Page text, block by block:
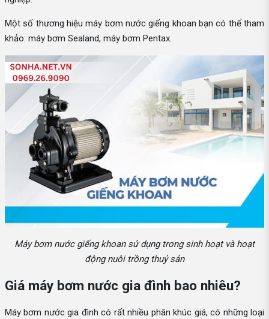
Một số thương hiệu máy bơm nước giếng khoan bạn có thể tham
khảo: máy bơm Sealand, máy bơm Pentax.
Máy bơm nước giếng khoan sử dụng trong sinh hoạt và hoạt
động nuôi trồng thuỷ sản
Giá máy bơm nước gia đình bao nhiêu?
Máy bơm nước gia đình có rất nhiều phân khúc giá, có những loại